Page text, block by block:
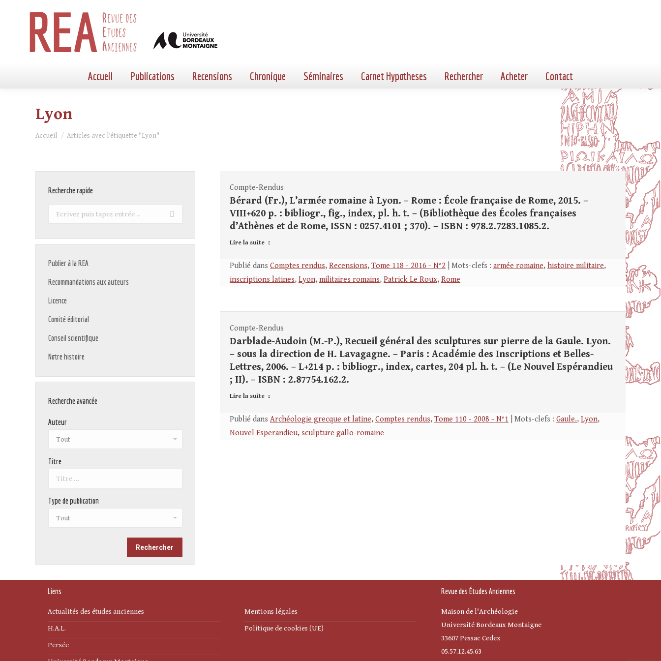
Accueil Publications Recensions Chronique Séminaires Carnet Hypotheses Rechercher Acheter Contact
Lyon
Vous êtes ici :
Accueil Articles avec l’étiquette "Lyon"
Compte-Rendus
Bérard (Fr.), L’armée romaine à Lyon. – Rome : École française de Rome, 2015. –
VIII+620 p. : bibliogr., fig., index, pl. h. t. – (Bibliothèque des Écoles françaises
d’Athènes et de Rome, ISSN : 0257.4101 ; 370). – ISBN : 978.2.7283.1085.2.
Lire la suite
Publié dans Comptes rendus, Recensions, Tome 118 - 2016 - N°2 | Mots-clefs : armée romaine, histoire militaire,
inscriptions latines, Lyon, militaires romains, Patrick Le Roux, Rome
Compte-Rendus
Darblade-Audoin (M.-P.), Recueil général des sculptures sur pierre de la Gaule. Lyon.
– sous la direction de H. Lavagagne. – Paris : Académie des Inscriptions et Belles-
Lettres, 2006. – L+214 p. : bibliogr., index, cartes, 204 pl. h. t. – (Le Nouvel Espérandieu
; II). – ISBN : 2.87754.162.2.
Lire la suite
Publié dans Archéologie grecque et latine, Comptes rendus, Tome 110 - 2008 - N°1 | Mots-clefs : Gaule., Lyon,
Nouvel Esperandieu, sculpture gallo-romaine
Recherche rapide
Recherche
Publier à la REA
Recommandations aux auteurs
Licence
Comité éditorial
Conseil scientifique
Notre histoire
Recherche avancée
Auteur
Titre
Type de publication
Liens
Actualités des études anciennes
H.A.L.
Persée
Mentions légales
Politique de cookies (UE)
Revue des Études Anciennes
Maison de l'Archéologie
Université Bordeaux Montaigne
33607 Pessac Cedex
05.57.12.45.63